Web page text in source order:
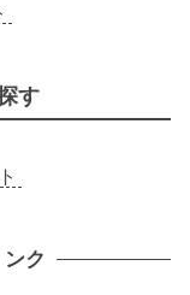
す
ク